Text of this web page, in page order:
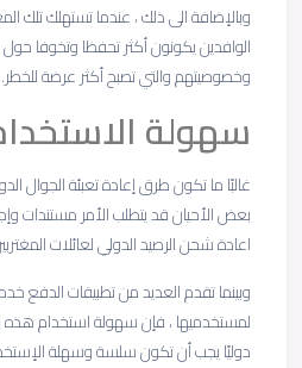
وبالإضافة الى ذلك ، عندما تستهلك تلك
الوافدين يكونون أكثر تحفظا وتخوفا
وخصوصيتهم والتي تصبح أكثر عرضة للخطر.
سهولة
غالبًا ما تكون طرق إعادة تعبئة الجوال
بعض الأحيان قد يتطلب الأمر مستندات
اعادة شحن الرصيد الدولي لعائلات
وبينما تقدم العديد من تطبيقات الدفع
لمستخدميها ، فإن سهولة استخدام هذه
دوليًا يجب أن تكون سلسة وسهلة